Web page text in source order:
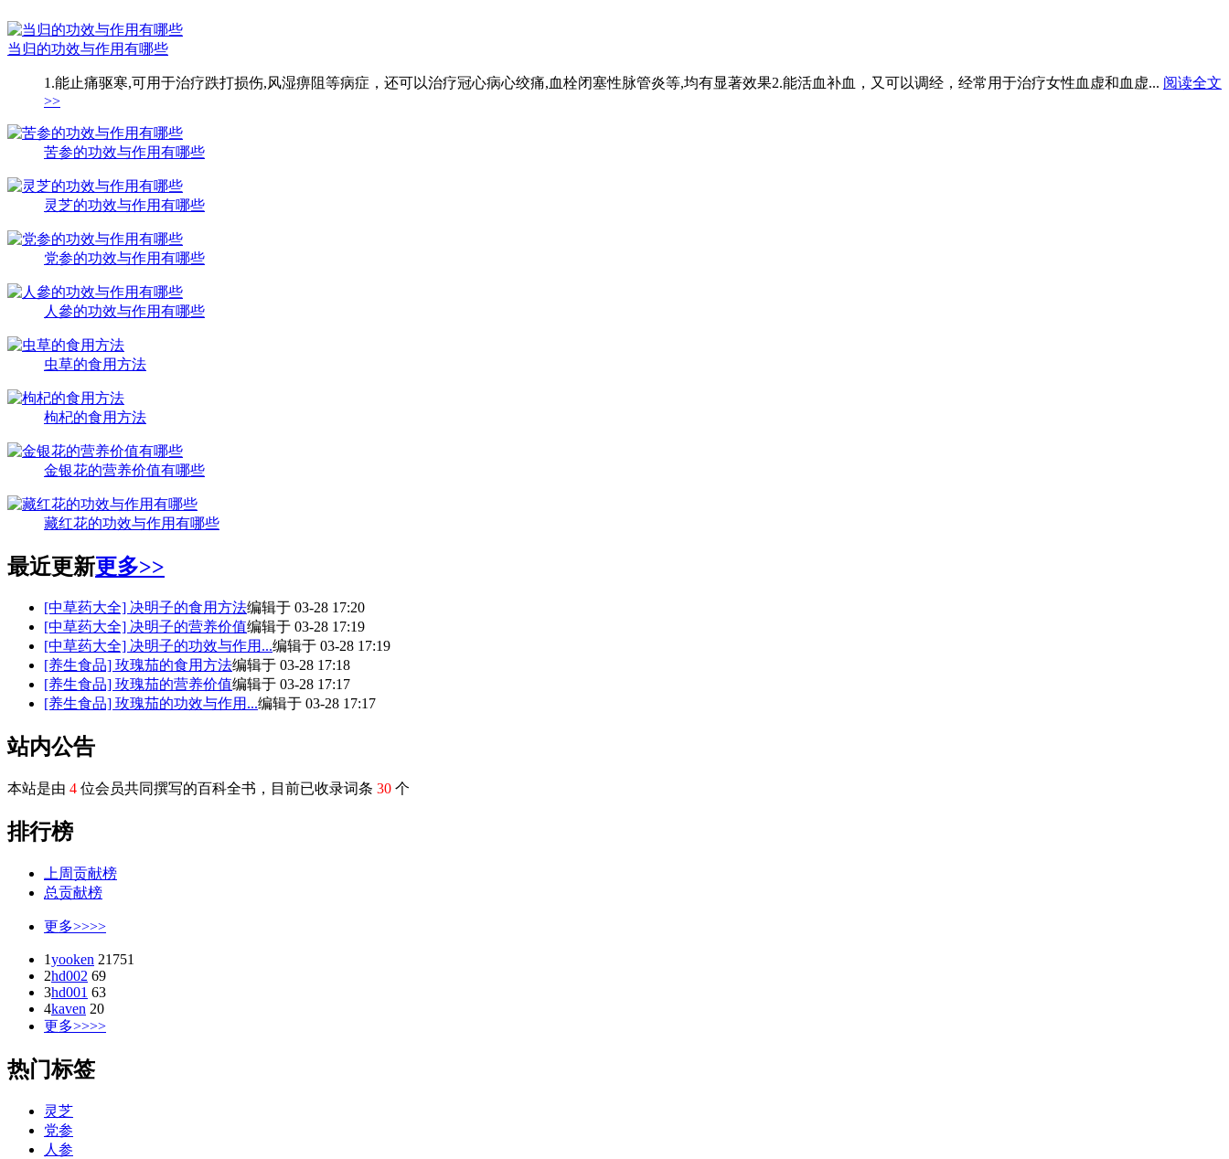
当归的功效与作用有哪些
1.能止痛驱寒,可用于治疗跌打损伤,风湿痹阻等病症，还可以治疗冠心病心绞痛,血栓闭塞性脉管炎等,均有显著效果2.能活血补血，又可以调经，经常用于治疗女性血虚和血虚... 阅读全文
>>
苦参的功效与作用有哪些
灵芝的功效与作用有哪些
党参的功效与作用有哪些
人參的功效与作用有哪些
虫草的食用方法
枸杞的食用方法
金银花的营养价值有哪些
藏红花的功效与作用有哪些
最近更新更多>>
[中草药大全] 决明子的食用方法编辑于 03-28 17:20
[中草药大全] 决明子的营养价值编辑于 03-28 17:19
[中草药大全] 决明子的功效与作用...编辑于 03-28 17:19
[养生食品] 玫瑰茄的食用方法编辑于 03-28 17:18
[养生食品] 玫瑰茄的营养价值编辑于 03-28 17:17
[养生食品] 玫瑰茄的功效与作用...编辑于 03-28 17:17
站内公告
本站是由 4 位会员共同撰写的百科全书，目前已收录词条 30 个
排行榜
上周贡献榜
总贡献榜
更多>>>>
1yooken 21751
2hd002 69
3hd001 63
4kaven 20
更多>>>>
热门标签
灵芝
党参
人参